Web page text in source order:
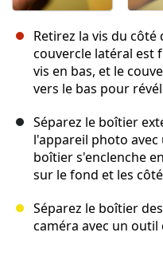
Retirez la vis du
couvercle latéral est
vis en bas, et le
vers le bas pour
Séparez le boîtier
l'appareil photo
boîtier s'enclenche
sur le fond et les
Séparez le boîtier
caméra avec un